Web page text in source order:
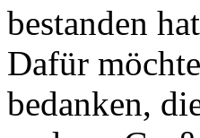
bestanden
Dafür
bedanken,